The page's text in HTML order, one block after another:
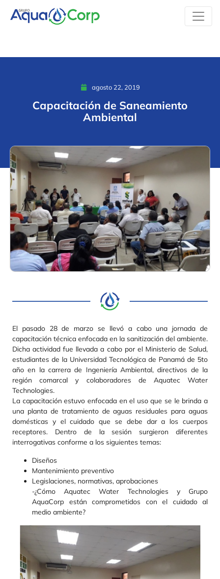
agosto 22, 2019
Capacitación de Saneamiento
Ambiental
El pasado 28 de marzo se llevó a cabo una jornada de
capacitación técnica enfocada en la sanitización del ambiente.
Dicha actividad fue llevada a cabo por el Ministerio de Salud,
estudiantes de la Universidad Tecnológica de Panamá de 5to
año en la carrera de Ingeniería Ambiental, directivos de la
región comarcal y colaboradores de Aquatec Water
Technologies.
La capacitación estuvo enfocada en el uso que se le brinda a
una planta de tratamiento de aguas residuales para aguas
domésticas y el cuidado que se debe dar a los cuerpos
receptores. Dentro de la sesión surgieron diferentes
interrogativas conforme a los siguientes temas:
Diseños
Mantenimiento preventivo
Legislaciones, normativas, aprobaciones
-¿Cómo Aquatec Water Technologies y Grupo
AquaCorp están comprometidos con el cuidado al
medio ambiente?